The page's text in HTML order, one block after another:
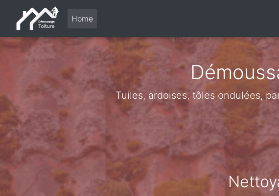
Home
Tuiles, ardoises, tôles ondulées,